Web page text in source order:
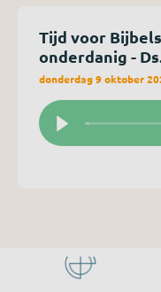
Tijd voor
onderdanig -
donderdag 9 oktober